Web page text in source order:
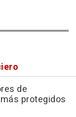
de
protegidos